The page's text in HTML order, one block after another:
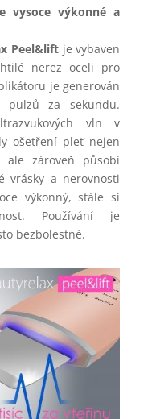
vysoce výkonné a
Peel&liftje vybaven
nerez oceli pro
je generován
pulzů za sekundu.
vln v
ošetření pleť nejen
ale zároveň působí
vrásky a nerovnosti
výkonný, stále si
Používání je
bezbolestné.